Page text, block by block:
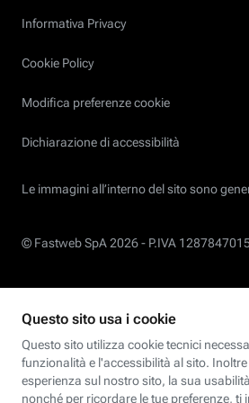
Informativa Privacy
Cookie Policy
Modifica preferenze cookie
Dichiarazione di accessibilità
Le immagini all’interno del sito sono
© Fastweb SpA 2026 - P.IVA